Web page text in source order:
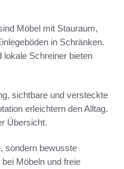
Möbel mit Stauraum,
in Schränken.
lokale Schreiner bieten
sichtbare und versteckte
erleichtern den Alltag.
Übersicht.
sondern bewusste
Möbeln und freie